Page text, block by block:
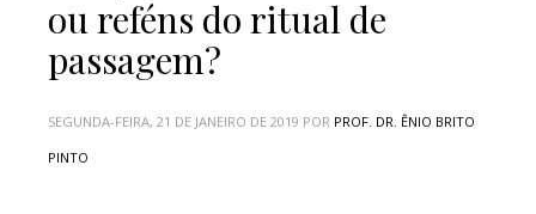
ou reféns do ritual de
passagem?
SEGUNDA-FEIRA, 21 DE JANEIRO DE 2019 POR PROF. DR. ÊNIO BRITO
PINTO